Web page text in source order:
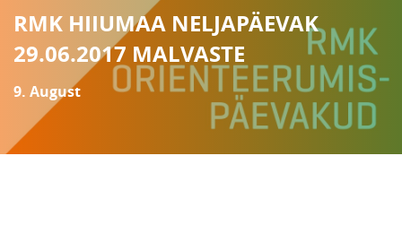
RMK HIIUMAA NELJAPÄEVAK
29.06.2017 MALVASTE
9. August